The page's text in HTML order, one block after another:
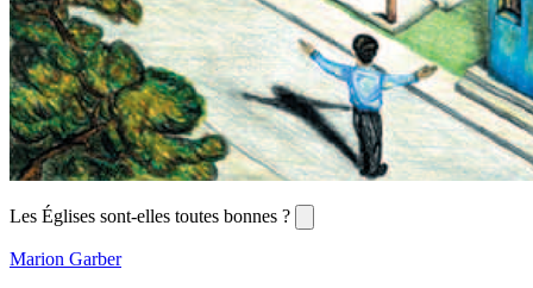
Les Églises sont-elles toutes bonnes ?
Marion Garber